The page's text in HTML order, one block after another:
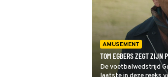
AMUSEMENT
TOM EGBERS ZEGT ZIJN
De voetbalwedstrijd